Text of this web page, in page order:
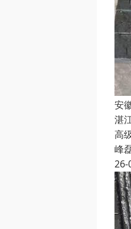
安
湛
高
峰
26-